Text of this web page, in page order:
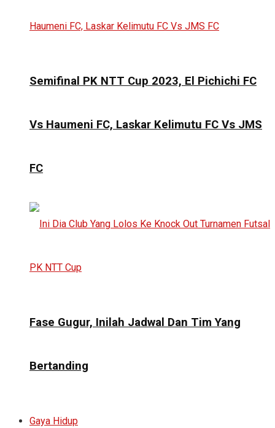
Semifinal PK NTT Cup 2023, El Pichichi FC
Vs Haumeni FC, Laskar Kelimutu FC Vs JMS
FC
Fase Gugur, Inilah Jadwal Dan Tim Yang
Bertanding
Gaya Hidup